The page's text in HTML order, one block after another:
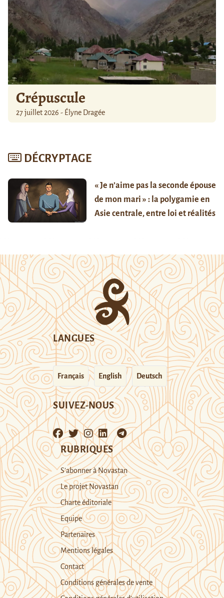
Crépuscule
27 juillet 2026 - Élyne Dragée
DÉCRYPTAGE
« Je n’aime pas la seconde épouse
de mon mari » : la polygamie en
Asie centrale, entre loi et réalités
LANGUES
Français English Deutsch
SUIVEZ-NOUS
RUBRIQUES
S’abonner à Novastan
Le projet Novastan
Charte éditoriale
Equipe
Partenaires
Mentions légales
Contact
Conditions générales de vente